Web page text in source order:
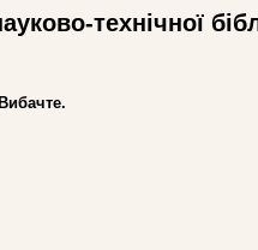
технічної